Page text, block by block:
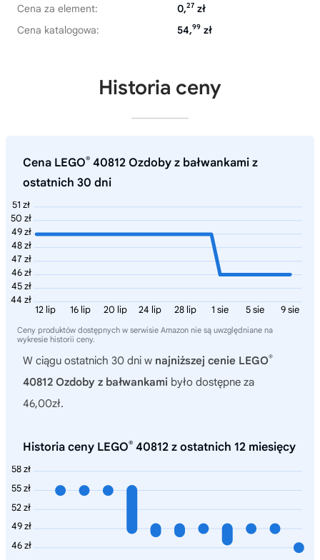
Cena za element:
0,27 zł
Cena katalogowa:
54,99 zł
Historia ceny
Cena LEGO® 40812 Ozdoby z bałwankami z
ostatnich 30 dni
51 zł
50 zł
49 zł
48 zł
47 zł
46 zł
45 zł
44 zł
9 sie
5 sie
1 sie
28 lip
24 lip
20 lip
16 lip
12 lip
Ceny produktów dostępnych w serwisie Amazon nie są uwzględniane na
wykresie historii ceny.
W ciągu ostatnich 30 dni w najniższej cenie LEGO®
40812 Ozdoby z bałwankami było dostępne za
46,00zł.
Historia ceny LEGO® 40812 z ostatnich 12 miesięcy
58 zł
55 zł
52 zł
49 zł
46 zł